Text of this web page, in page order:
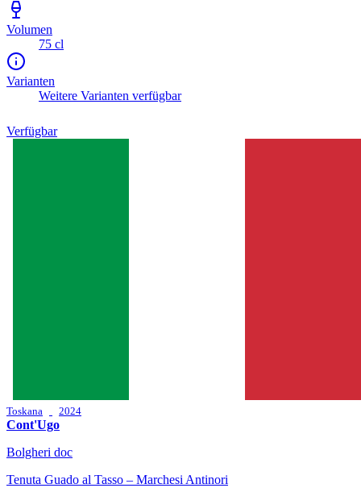
Volumen
75 cl
Varianten
Weitere Varianten verfügbar
Verfügbar
Toskana 2024
Cont'Ugo
Bolgheri doc
Tenuta Guado al Tasso – Marchesi Antinori